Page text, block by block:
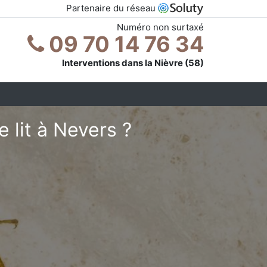
Partenaire du réseau
Numéro non surtaxé
09 70 14 76 34
Interventions dans la Nièvre (58)
lit à Nevers ?